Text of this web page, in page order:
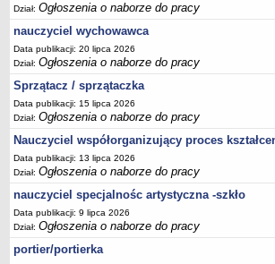
Dział:Ogłoszenia o naborze do pracy
nauczyciel wychowawca
Data publikacji: 20 lipca 2026
Dział:Ogłoszenia o naborze do pracy
Sprzątacz / sprzątaczka
Data publikacji: 15 lipca 2026
Dział:Ogłoszenia o naborze do pracy
Nauczyciel współorganizujący proces
Data publikacji: 13 lipca 2026
Dział:Ogłoszenia o naborze do pracy
nauczyciel specjalnośc artystyczna -szkło
Data publikacji: 9 lipca 2026
Dział:Ogłoszenia o naborze do pracy
portier/portierka